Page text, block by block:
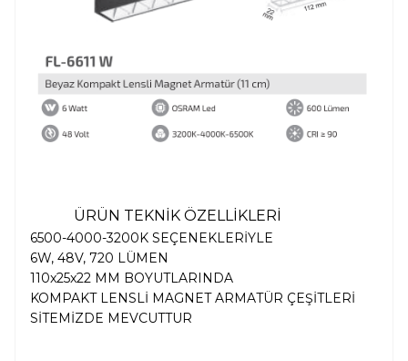
ÜRÜN TEKNİK ÖZELLİKLERİ
6500-4000-3200K SEÇENEKLERİYLE
6W, 48V, 720 LÜMEN
110x25x22 MM BOYUTLARINDA
KOMPAKT LENSLİ MAGNET ARMATÜR ÇEŞİTLERİ
SİTEMİZDE MEVCUTTUR